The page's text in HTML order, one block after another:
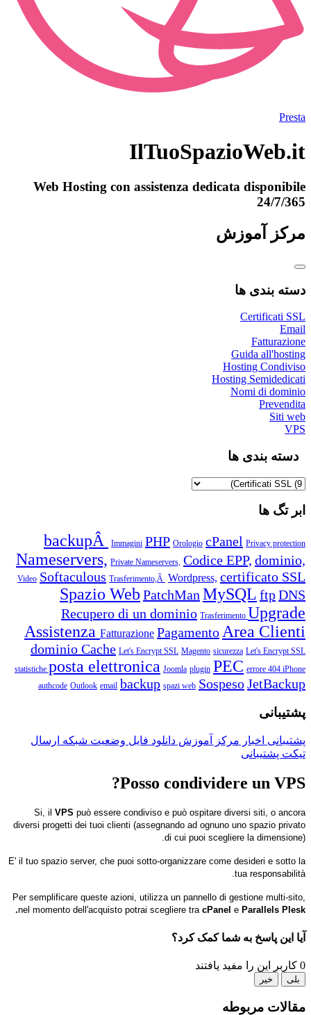
Presta
IlTuoSpazioWeb.it
Web Hosting con assistenza dedicata disponibile
24/7/365
مرکز آموزش
دسته بندی ها
Certificati SSL
Email
Fatturazione
Guida all'hosting
Hosting Condiviso
Hosting Semidedicati
Nomi di dominio
Prevendita
Siti web
VPS
دسته بندی ها
ابر تگ ها
backupÂ Immagini PHP Orologio cPanel Privacy protection
Nameservers, Private Nameservers, Codice EPP, dominio,
Video Softaculous Trasferimento,Â Wordpress, certificato SSL
Spazio Web PatchMan MySQL ftpDNS
Recupero di un dominio Trasferimento Upgrade
Assistenza Fatturazione Pagamento Area Clienti
dominio Cache Let's Encrypt SSL Magento sicurezza Let's Encrypt SSL
statistiche posta elettronica Joomla plugin PEC errore 404 iPhone
authcode Outlook email backup spazi web SospesoJetBackup
پشتیبانی
پشتیبانی اخبار مرکز آموزش دانلود فایل وضعیت شبکه ارسال
تیکت پشتیبانی
Posso condividere un VPS?
Si, il VPS può essere condiviso e può ospitare diversi siti, o ancora
diversi progetti dei tuoi clienti (assegnando ad ognuno uno spazio privato
di cui puoi scegliere la dimensione).
E' il tuo spazio server, che puoi sotto-organizzare come desideri e sotto la
tua responsabilità.
Per semplificare queste azioni, utilizza un pannello di gestione multi-sito,
nel momento dell'acquisto potrai scegliere tra cPanel e Parallels Plesk.
آیا این پاسخ به شما کمک کرد؟
0 کاربر این را مفید یافتند
بلی خیر
مقالات مربوطه